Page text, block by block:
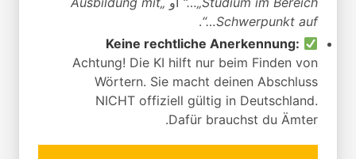
Schwerpunkt auf…“
.
Keine rechtliche Anerkennung:
Achtung! Die KI hilft nur beim Finden von
Wörtern. Sie macht deinen Abschluss
NICHT offiziell gültig in Deutschland.
Dafür brauchst du Ämter.